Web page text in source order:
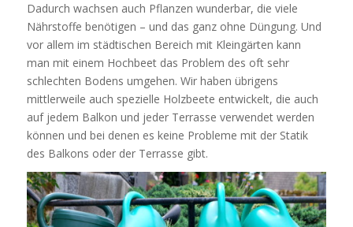
Dadurch wachsen auch Pflanzen wunderbar, die viele
Nährstoffe benötigen – und das ganz ohne Düngung. Und
vor allem im städtischen Bereich mit Kleingärten kann
man mit einem Hochbeet das Problem des oft sehr
schlechten Bodens umgehen. Wir haben übrigens
mittlerweile auch spezielle Holzbeete entwickelt, die auch
auf jedem Balkon und jeder Terrasse verwendet werden
können und bei denen es keine Probleme mit der Statik
des Balkons oder der Terrasse gibt.